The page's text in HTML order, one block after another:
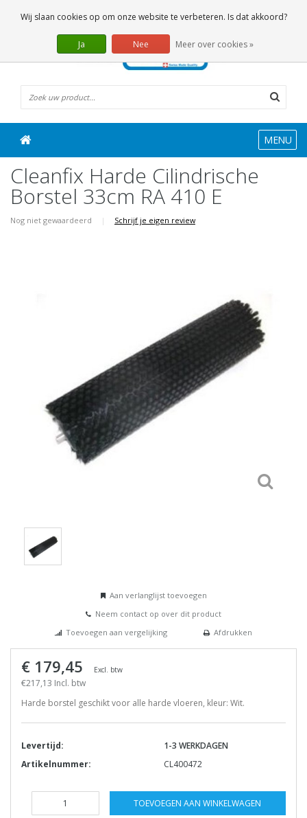
0 Artikelen
MENU
Cleanfix Harde Cilindrische
Borstel 33cm RA 410 E
Nog niet gewaardeerd | Schrijf je eigen review
Aan verlanglijst toevoegen
Neem contact op over dit product
Toevoegen aan vergelijking
Afdrukken
€ 179,45 Excl. btw
€217,13 Incl. btw
Harde borstel geschikt voor alle harde vloeren, kleur: Wit.
Levertijd:
1-3 WERKDAGEN
Artikelnummer:
CL400472
TOEVOEGEN AAN WINKELWAGEN
Wij slaan cookies op om onze website te verbeteren. Is dat akkoord?
Ja Nee Meer over cookies »